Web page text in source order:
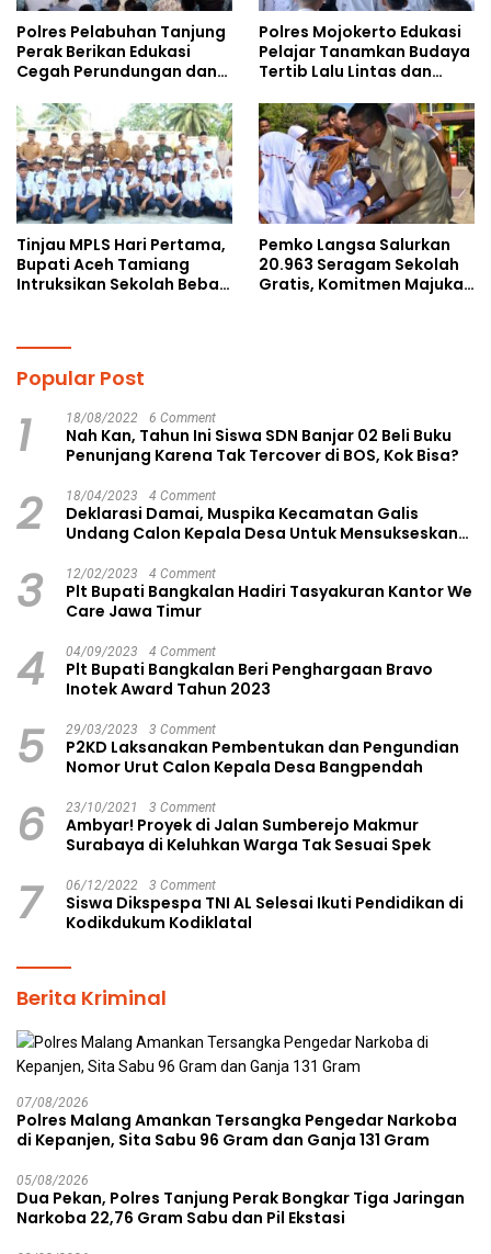
Polres Pelabuhan Tanjung
Perak Berikan Edukasi
Cegah Perundungan dan
kepada Pelajar MPLS
Polres Mojokerto Edukasi
Pelajar Tanamkan Budaya
Tertib Lalu Lintas dan
Tinjau MPLS Hari Pertama,
Bupati Aceh Tamiang
Intruksikan Sekolah Bebas
Pemko Langsa Salurkan
20.963 Seragam Sekolah
Gratis, Komitmen Majukan
Popular Post
1 18/08/2022 6 Comment
Nah Kan, Tahun Ini Siswa SDN Banjar 02 Beli Buku
Penunjang Karena Tak Tercover di BOS, Kok Bisa?
2 18/04/2023 4 Comment
Deklarasi Damai, Muspika Kecamatan Galis
Undang Calon Kepala Desa Untuk Mensukseskan
3 12/02/2023 4 Comment
Plt Bupati Bangkalan Hadiri Tasyakuran Kantor We
Care Jawa Timur
4 04/09/2023 4 Comment
Plt Bupati Bangkalan Beri Penghargaan Bravo
Inotek Award Tahun 2023
5 29/03/2023 3 Comment
P2KD Laksanakan Pembentukan dan Pengundian
Nomor Urut Calon Kepala Desa Bangpendah
6 23/10/2021 3 Comment
Ambyar! Proyek di Jalan Sumberejo Makmur
Surabaya di Keluhkan Warga Tak Sesuai Spek
7 06/12/2022 3 Comment
Siswa Dikspespa TNI AL Selesai Ikuti Pendidikan di
Kodikdukum Kodiklatal
Berita Kriminal
07/08/2026
Polres Malang Amankan Tersangka Pengedar Narkoba
di Kepanjen, Sita Sabu 96 Gram dan Ganja 131 Gram
05/08/2026
Dua Pekan, Polres Tanjung Perak Bongkar Tiga Jaringan
Narkoba 22,76 Gram Sabu dan Pil Ekstasi